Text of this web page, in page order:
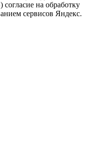
согласие на обработку
сервисов Яндекс.